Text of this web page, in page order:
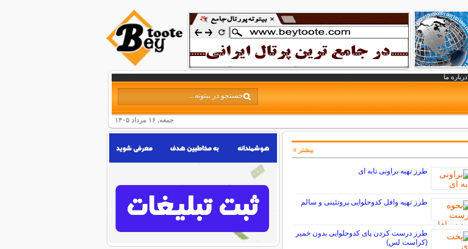
درباره ما
جمعه, ۱۶ مرداد ۱۴۰۵
طرز تهیه براونی تابه ای
طرز تهیه وافل کدوحلوایی پروتئینی و سالم
طرز درست کردن پای کدوحلوایی بدون خمیر
(کراست لس)
بیشتر »